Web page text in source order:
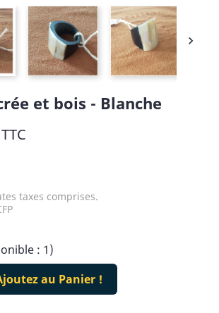

et bois - Blanche
TTC
taxes comprises.
: 1)
au Panier !